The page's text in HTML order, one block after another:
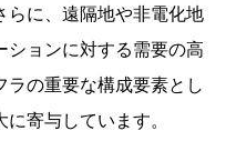
らに、遠隔地や非電化地
ションに対する需要の高
ラの重要な構成要素とし
寄与しています。